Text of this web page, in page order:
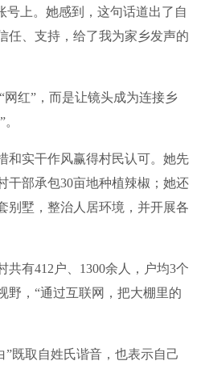
号上。她感到，这句话道出了自
任、支持，给了我为家乡发声的
红”，而是让镜头成为连接乡
实干作风赢得村民认可。她先
干部承包30亩地种植辣椒；她还
别墅，整治人居环境，并开展各
有412户、1300余人，户均3个
野，“通过互联网，把大棚里的
既取自姓氏谐音，也表示自己